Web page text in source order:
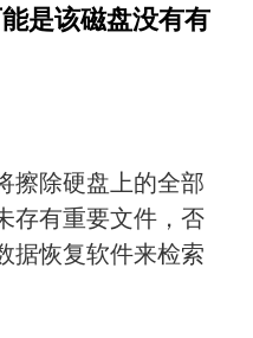
是该磁盘没有有
擦除硬盘上的全部
存有重要文件，否
据恢复软件来检索